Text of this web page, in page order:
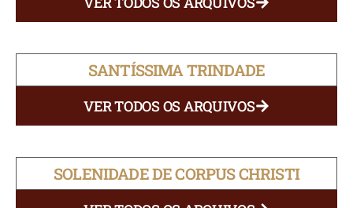
SANTÍSSIMA TRINDADE
VER TODOS OS ARQUIVOS
SOLENIDADE DE CORPUS CHRISTI